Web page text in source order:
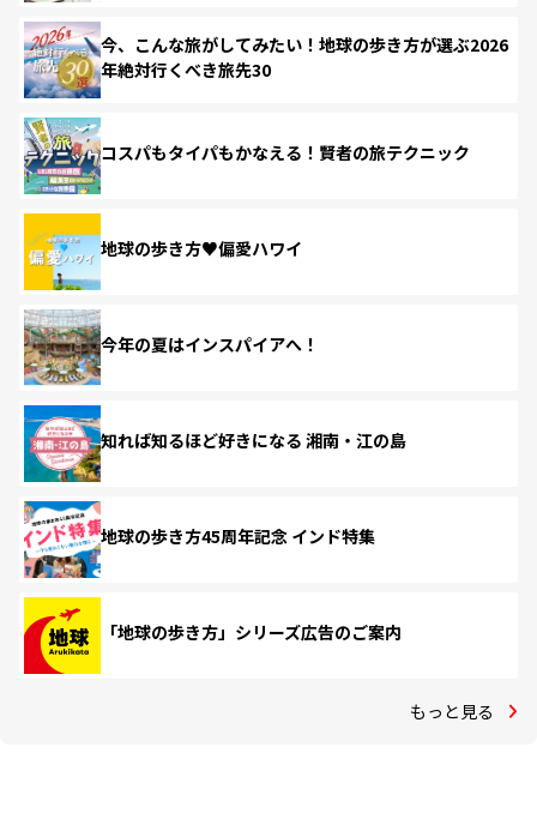
今、こんな旅がしてみたい！地球の歩き方が選ぶ2026
年絶対行くべき旅先30
コスパもタイパもかなえる！賢者の旅テクニック
地球の歩き方♥偏愛ハワイ
今年の夏はインスパイアへ！
知れば知るほど好きになる 湘南・江の島
地球の歩き方45周年記念 インド特集
「地球の歩き方」シリーズ広告のご案内
もっと見る